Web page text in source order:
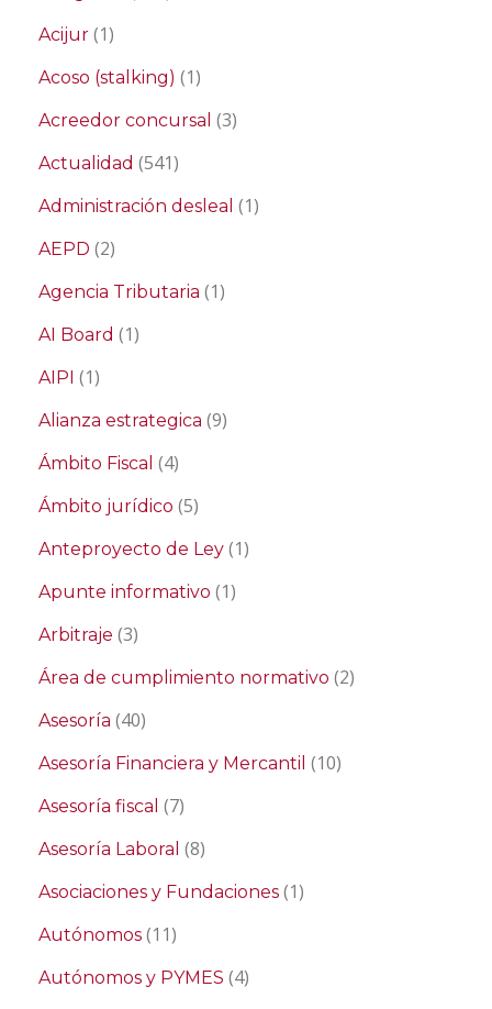
Acijur (1)
Acoso (stalking) (1)
Acreedor concursal (3)
Actualidad (541)
Administración desleal (1)
AEPD (2)
Agencia Tributaria (1)
AI Board (1)
AIPI (1)
Alianza estrategica (9)
Ámbito Fiscal (4)
Ámbito jurídico (5)
Anteproyecto de Ley (1)
Apunte informativo (1)
Arbitraje (3)
Área de cumplimiento normativo (2)
Asesoría (40)
Asesoría Financiera y Mercantil (10)
Asesoría fiscal (7)
Asesoría Laboral (8)
Asociaciones y Fundaciones (1)
Autónomos (11)
Autónomos y PYMES (4)